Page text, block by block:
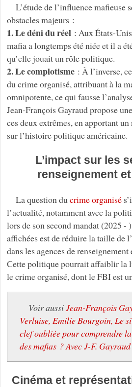
L’étude de l’influence mafieuse
obstacles majeurs :
1. Le déni du réel : Aux États-
mafia a longtemps été niée et il a
qu’elle jouait un rôle politique.
2. Le complotisme: À l’inverse,
du crime organisé, attribuant à la
omnipotente, ce qui fausse
Jean-François Gayraud propose
ces deux extrêmes, en apportant
sur l’histoire politique américaine.
L’impact sur les
renseignement
La question du crime organisé
l’actualité, notamment avec la
lors de son second mandat (2025 -
affichées est de réduire la taille de
dans les agences de renseignement
Cette politique pourrait affaiblir la
le crime organisé, dont le FBI est
Voir aussiJean-François
Verluise, Emilie Bourgoin, Le
clef oubliée pour comprendre
des mafias ? Avec J-F. Gayraud
Cinéma et